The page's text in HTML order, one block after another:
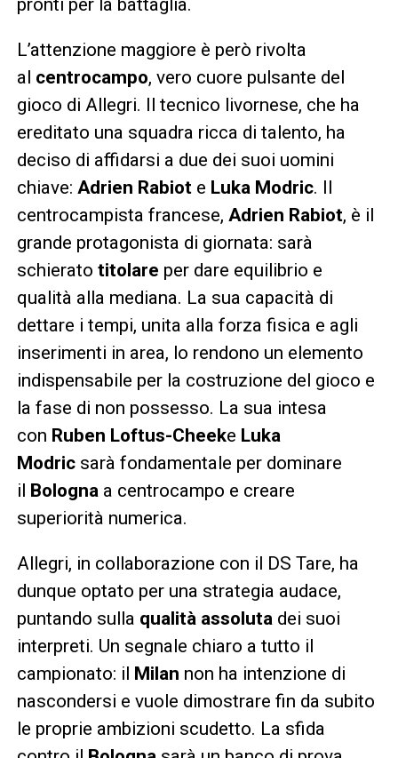
L’attenzione maggiore è però rivolta
al centrocampo, vero cuore pulsante del
gioco di Allegri. Il tecnico livornese, che ha
ereditato una squadra ricca di talento, ha
deciso di affidarsi a due dei suoi uomini
chiave: Adrien Rabiote Luka Modric. Il
centrocampista francese, Adrien Rabiot, è il
grande protagonista di giornata: sarà
schierato titolare per dare equilibrio e
qualità alla mediana. La sua capacità di
dettare i tempi, unita alla forza fisica e agli
inserimenti in area, lo rendono un elemento
indispensabile per la costruzione del gioco e
la fase di non possesso. La sua intesa
con Ruben Loftus-Cheeke Luka
Modricsarà fondamentale per dominare
il Bologna a centrocampo e creare
superiorità numerica.
Allegri, in collaborazione con il DS Tare, ha
dunque optato per una strategia audace,
puntando sulla qualità assoluta dei suoi
interpreti. Un segnale chiaro a tutto il
campionato: il Milan non ha intenzione di
nascondersi e vuole dimostrare fin da subito
le proprie ambizioni scudetto. La sfida